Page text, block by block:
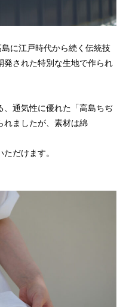
に江戸時代から続く伝統技
発された特別な生地で作られ
、通気性に優れた「高島ちぢ
れましたが、素材は綿
だけます。